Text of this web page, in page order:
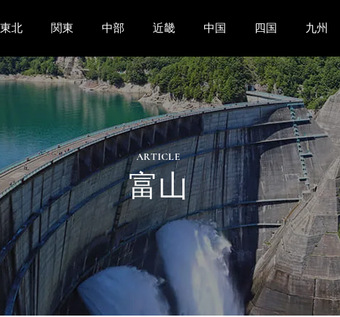
東北 関東 中部 近畿 中国 四国 九州
ARTICLE
富山